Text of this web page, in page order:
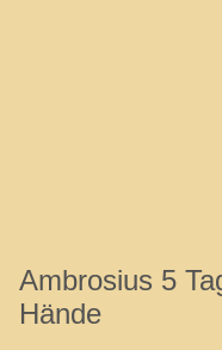
Ambrosius 5
Hände